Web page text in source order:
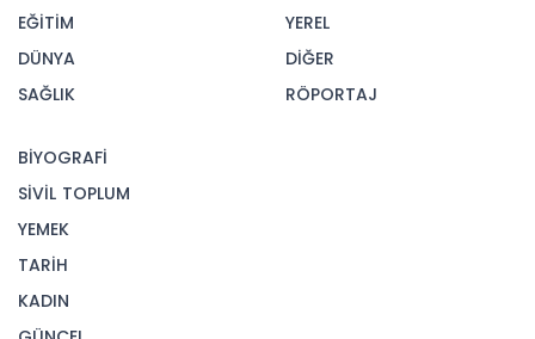
EĞİTİM
DÜNYA
SAĞLIK
YEREL
DİĞER
RÖPORTAJ
BİYOGRAFİ
SİVİL TOPLUM
YEMEK
TARİH
KADIN